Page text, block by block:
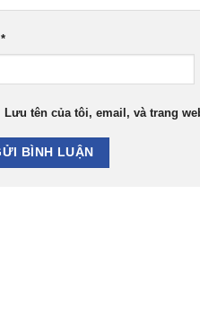
*
Lưu tên của tôi, email, và trang